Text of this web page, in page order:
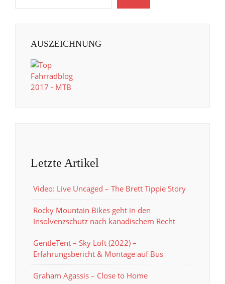
AUSZEICHNUNG
Letzte Artikel
Video: Live Uncaged – The Brett Tippie Story
Rocky Mountain Bikes geht in den
Insolvenzschutz nach kanadischem Recht
GentleTent – Sky Loft (2022) –
Erfahrungsbericht & Montage auf Bus
Graham Agassis – Close to Home